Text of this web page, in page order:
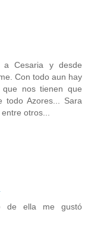
Cesaria y desde
Con todo aun hay
que nos tienen que
todo Azores... Sara
otros...
de ella me gustó